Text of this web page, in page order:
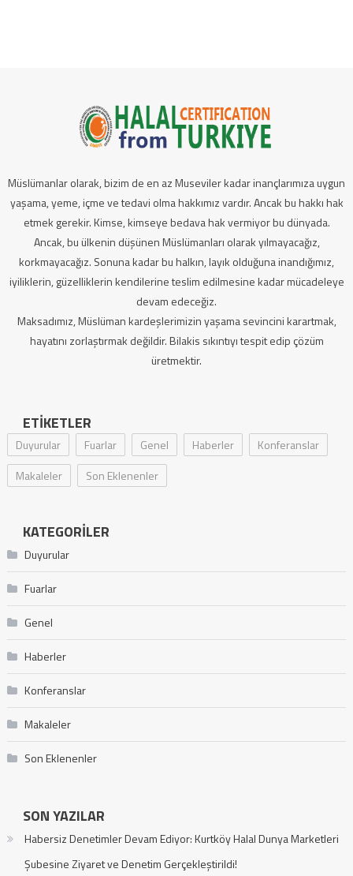
Müslümanlar olarak, bizim de en az Museviler kadar inançlarımıza uygun
yaşama, yeme, içme ve tedavi olma hakkımız vardır. Ancak bu hakkı hak
etmek gerekir. Kimse, kimseye bedava hak vermiyor bu dünyada.
Ancak, bu ülkenin düşünen Müslümanları olarak yılmayacağız,
korkmayacağız. Sonuna kadar bu halkın, layık olduğuna inandığımız,
iyiliklerin, güzelliklerin kendilerine teslim edilmesine kadar mücadeleye
devam edeceğiz.
Maksadımız, Müslüman kardeşlerimizin yaşama sevincini karartmak,
hayatını zorlaştırmak değildir. Bilakis sıkıntıyı tespit edip çözüm
üretmektir.
ETIKETLER
Duyurular Fuarlar Genel Haberler
Konferanslar
Makaleler
Son Eklenenler
KATEGORILER
Duyurular
Fuarlar
Genel
Haberler
Konferanslar
Makaleler
Son Eklenenler
SON YAZILAR
Habersiz Denetimler Devam Ediyor: Kurtköy Halal Dunya Marketleri
Şubesine Ziyaret ve Denetim Gerçekleştirildi!